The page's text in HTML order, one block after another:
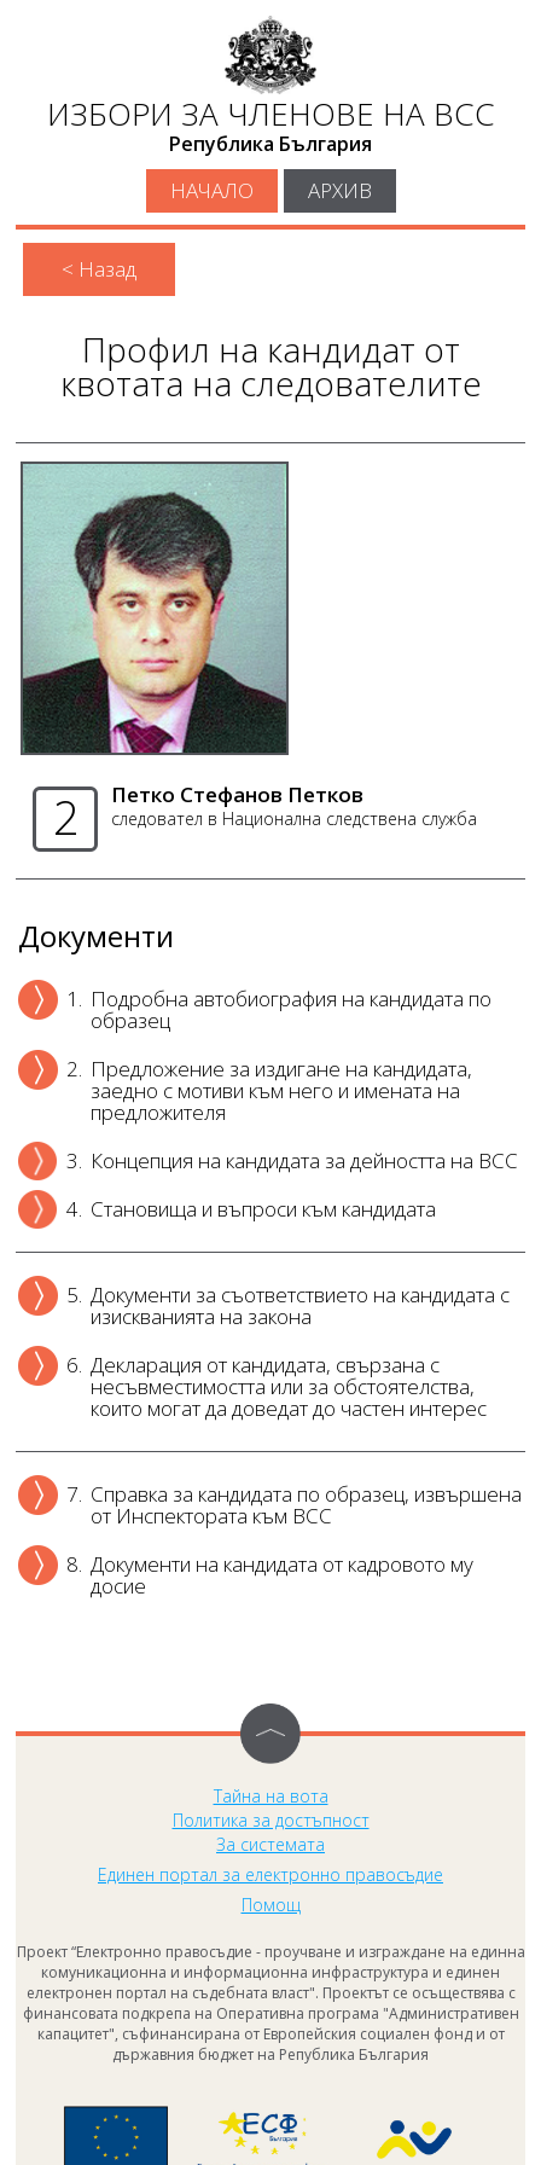
ИЗБОРИ ЗА ЧЛЕНОВЕ НА ВСС
Република България
НАЧАЛО АРХИВ
< Назад
Профил на кандидат от
квотата на следователите
2 Петко Стефанов Петков
следовател в Национална следствена служба
Документи
1. Подробна автобиография на кандидата по
образец
2. Предложение за издигане на кандидата,
заедно с мотиви към него и имената на
предложителя
3. Концепция на кандидата за дейността на ВСС
4. Становища и въпроси към кандидата
5. Документи за съответствието на кандидата с
изискванията на закона
6. Декларация от кандидата, свързана с
несъвместимостта или за обстоятелства,
които могат да доведат до частен интерес
7. Справка за кандидата по образец, извършена
от Инспектората към ВСС
8. Документи на кандидата от кадровото му
досие
Тайна на вота
Политика за достъпност
За системата
Единен портал за електронно правосъдие
Помощ
Проект “Електронно правосъдие - проучване и изграждане на единна
комуникационна и информационна инфраструктура и единен
електронен портал на съдебната власт". Проектът се осъществява с
финансовата подкрепа на Оперативна програма "Административен
капацитет", съфинансирана от Европейския социален фонд и от
държавния бюджет на Република България